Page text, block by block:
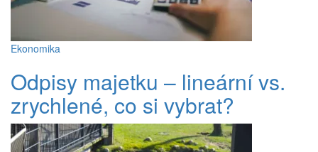
Ekonomika
Odpisy majetku – lineární vs.
zrychlené, co si vybrat?